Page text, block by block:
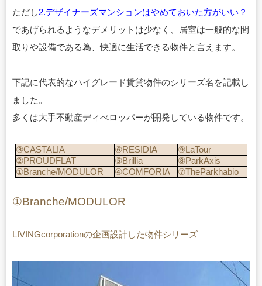
ただし2.デザイナーズマンションはやめておいた方がいい？
であげられるようなデメリットは少なく、居室は一般的な間
取りや設備である為、快適に生活できる物件と言えます。
下記に代表的なハイグレード賃貸物件のシリーズ名を記載し
ました。
多くは大手不動産ディべロッパーが開発している物件です。
③CASTALIA ⑥RESIDIA
⑨LaTour
②PROUDFLAT
⑤Brillia
⑧ParkAxis
①Branche/MODULOR
④COMFORIA ⑦TheParkhabio
①Branche/MODULOR
LIVINGcorporationの企画設計した物件シリーズ